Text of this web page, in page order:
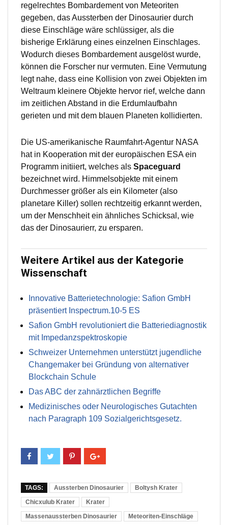
regelrechtes Bombardement von Meteoriten
gegeben, das Aussterben der Dinosaurier durch
diese Einschläge wäre schlüssiger, als die
bisherige Erklärung eines einzelnen Einschlages.
Wodurch dieses Bombardement ausgelöst wurde,
können die Forscher nur vermuten. Eine Vermutung
legt nahe, dass eine Kollision von zwei Objekten im
Weltraum kleinere Objekte hervor rief, welche dann
im zeitlichen Abstand in die Erdumlaufbahn
gerieten und mit dem blauen Planeten kollidierten.
Die US-amerikanische Raumfahrt-Agentur NASA
hat in Kooperation mit der europäischen ESA ein
Programm initiiert, welches als Spaceguard
bezeichnet wird. Himmelsobjekte mit einem
Durchmesser größer als ein Kilometer (also
planetare Killer) sollen rechtzeitig erkannt werden,
um der Menschheit ein ähnliches Schicksal, wie
das der Dinosaurierr, zu ersparen.
Weitere Artikel aus der Kategorie
Wissenschaft
Innovative Batterietechnologie: Safion GmbH
präsentiert Inspectrum.10-5 ES
Safion GmbH revolutioniert die Batteriediagnostik
mit Impedanzspektroskopie
Schweizer Unternehmen unterstützt jugendliche
Changemaker bei Gründung von alternativer
Blockchain Schule
Das ABC der zahnärztlichen Begriffe
Medizinisches oder Neurologisches Gutachten
nach Paragraph 109 Sozialgerichtsgesetz.
TAGS: Aussterben Dinosaurier
Boltysh Krater
Chicxulub Krater
Krater
Massenaussterben Dinosaurier
Meteoriten-Einschläge